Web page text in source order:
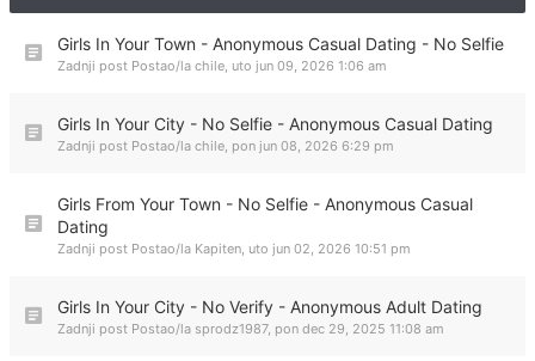
Girls In Your Town - Anonymous Casual Dating - No Selfie
Zadnji post Postao/la chile, uto jun 09, 2026 1:06 am
Girls In Your City - No Selfie - Anonymous Casual Dating
Zadnji post Postao/la chile, pon jun 08, 2026 6:29 pm
Girls From Your Town - No Selfie - Anonymous Casual
Dating
Zadnji post Postao/la Kapiten, uto jun 02, 2026 10:51 pm
Girls In Your City - No Verify - Anonymous Adult Dating
Zadnji post Postao/la sprodz1987, pon dec 29, 2025 11:08 am